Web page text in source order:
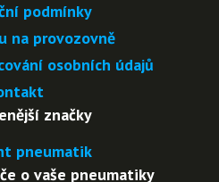
podmínky
na provozovně
osobních údajů
značky
pneumatik
o vaše pneumatiky